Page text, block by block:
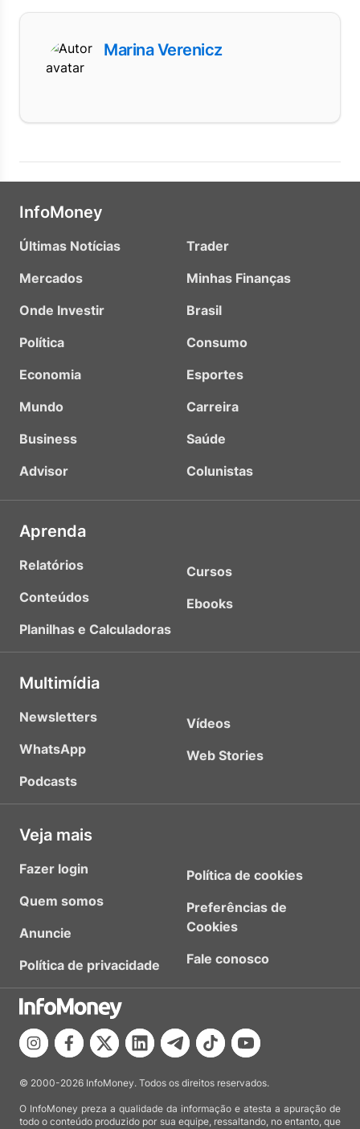
Marina Verenicz
InfoMoney
Últimas Notícias
Mercados
Onde Investir
Política
Economia
Mundo
Business
Advisor
Trader
Minhas Finanças
Brasil
Consumo
Esportes
Carreira
Saúde
Colunistas
Aprenda
Relatórios
Conteúdos
Planilhas e Calculadoras
Cursos
Ebooks
Multimídia
Newsletters
WhatsApp
Podcasts
Vídeos
Web Stories
Veja mais
Fazer login
Quem somos
Anuncie
Política de privacidade
Política de cookies
Preferências de
Cookies
Fale conosco
© 2000-2026 InfoMoney. Todos os direitos reservados.
O InfoMoney preza a qualidade da informação e atesta a apuração de
todo o conteúdo produzido por sua equipe, ressaltando, no entanto, que